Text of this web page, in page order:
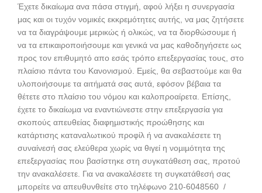
Έχετε δικαίωμα ανα πάσα στιγμή, αφού λήξει η συνεργασία
μας και οι τυχόν νομικές εκκρεμότητες αυτής, να μας ζητήσετε
να τα διαγράψουμε μερικώς ή ολικώς, να τα διορθώσουμε ή
να τα επικαιροποιήσουμε και γενικά να μας καθοδηγήσετε ως
προς τον επιθυμητό απο εσάς τρόπο επεξεργασίας τους, στο
πλαίσιο πάντα του Κανονισμού. Εμείς, θα σεβαστούμε και θα
υλοποιήσουμε τα αιτήματά σας αυτά, εφόσον βέβαια τα
θέτετε στο πλαίσιο του νόμου και καλοπροαίρετα. Επίσης,
έχετε το δικαίωµα να εναντιώνεστε στην επεξεργασία για
σκοπούς απευθείας διαφηµιστικής προώθησης και
κατάρτισης καταναλωτικού προφίλ ή να ανακαλέσετε τη
συναίνεσή σας ελεύθερα χωρίς να θιγεί η νοµιµότητα της
επεξεργασίας που βασίστηκε στη συγκατάθεση σας, προτού
την ανακαλέσετε. Για να ανακαλέσετε τη συγκατάθεσή σας
µπορείτε να απευθυνθείτε στο τηλέφωνο 210-6048560 /